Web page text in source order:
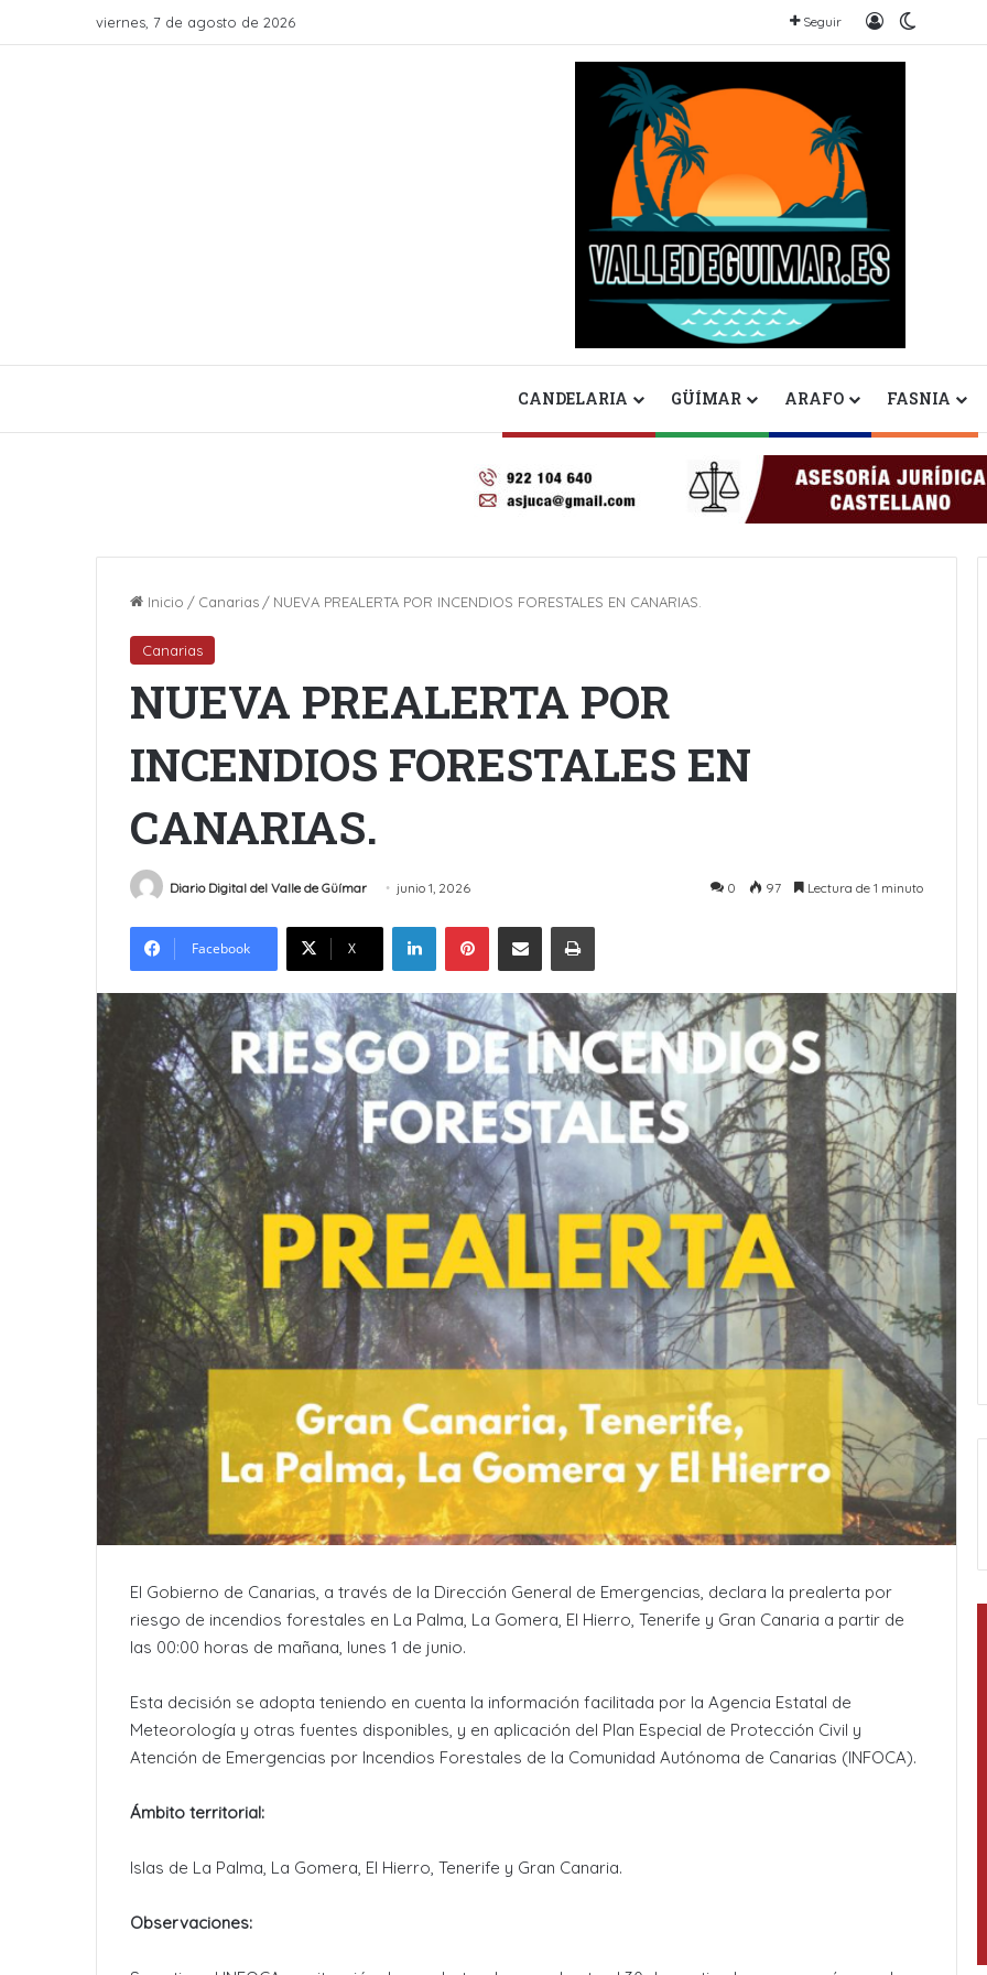
viernes, 7 de agosto de 2026 Seguir Iniciar sesión
Switch
CANDELARIA GÜÍMAR ARAFO FASNIA
Inicio / Canarias / NUEVA PREALERTA POR INCENDIOS FORESTALES EN CANARIAS.
Canarias
NUEVA PREALERTA POR
INCENDIOS FORESTALES EN
CANARIAS.
Diario Digital del Valle de Güímar junio 1, 2026 0 97 Lectura de 1 minuto
Facebook X
LinkedInPinterestCompartir por Email Imprimir
El Gobierno de Canarias, a través de la Dirección General de Emergencias, declara la prealerta por
riesgo de incendios forestales en La Palma, La Gomera, El Hierro, Tenerife y Gran Canaria a partir de
las 00:00 horas de mañana, lunes 1 de junio.
Esta decisión se adopta teniendo en cuenta la información facilitada por la Agencia Estatal de
Meteorología y otras fuentes disponibles, y en aplicación del Plan Especial de Protección Civil y
Atención de Emergencias por Incendios Forestales de la Comunidad Autónoma de Canarias (INFOCA).
Ámbito territorial:
Islas de La Palma, La Gomera, El Hierro, Tenerife y Gran Canaria.
Observaciones: